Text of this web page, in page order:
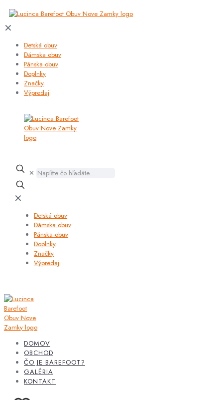
✕
Detská obuv
Dámska obuv
Pánska obuv
Doplnky
Značky
Výpredaj
✕
✕
Detská obuv
Dámska obuv
Pánska obuv
Doplnky
Značky
Výpredaj
DOMOV
OBCHOD
ČO JE BAREFOOT?
GALÉRIA
KONTAKT